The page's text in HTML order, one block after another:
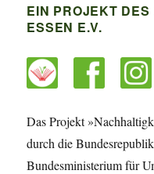
EIN PROJEKT
ESSEN E.V.
Das Projekt
durch die
Bundesministerium für